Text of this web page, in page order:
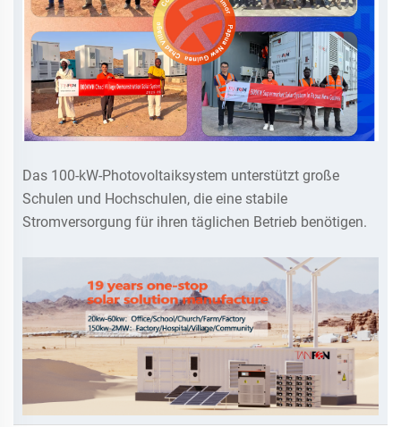
Das 100-kW-Photovoltaiksystem unterstützt große
Schulen und Hochschulen, die eine stabile
Stromversorgung für ihren täglichen Betrieb benötigen.